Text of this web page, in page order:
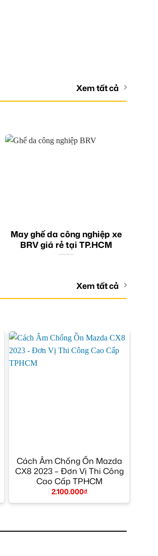
Xem tất cả
May ghế da công nghiệp xe
BRV giá rẻ tại TP.HCM
Xem tất cả
Cách Âm Chống Ồn Mazda
CX8 2023 – Đơn Vị Thi Công
Cao Cấp TPHCM
2.100.000₫